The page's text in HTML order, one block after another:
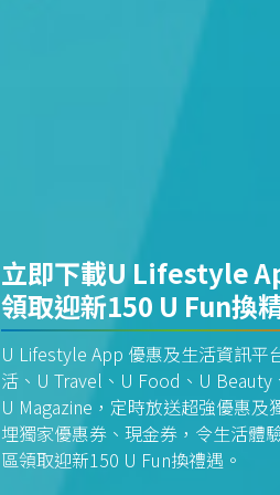
立即下載U Lifestyle
領取迎新150 U Fun換
U Lifestyle App 優惠及生活資訊平
活、U Travel、U Food、U Beauty
U Magazine，定時放送超強優惠
埋獨家優惠券、現金券，令生活體
區領取迎新150 U Fun換禮遇。